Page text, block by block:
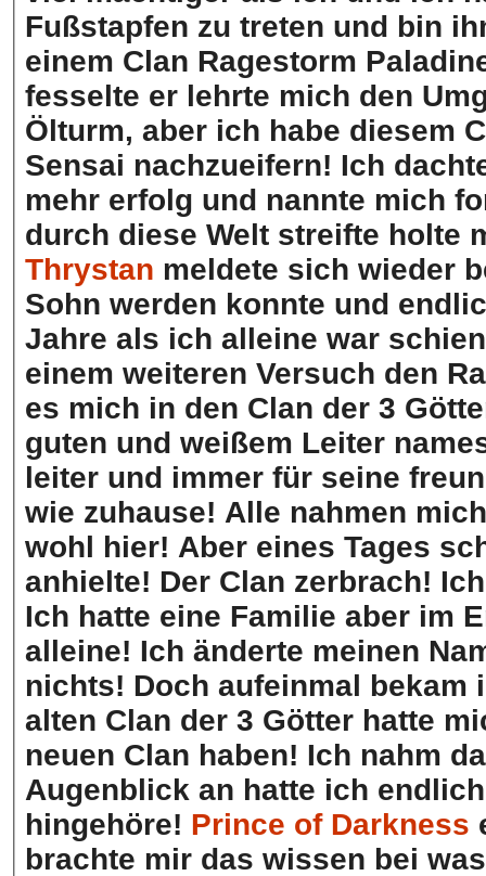
Fußstapfen zu treten und bin
einem Clan Ragestorm
fesselte er lehrte mich den
Ölturm, aber ich habe diesem
Sensai nachzueifern! Ich
mehr erfolg und nannte mich
durch diese Welt streifte holte
Thrystan meldete sich wieder
Sohn werden konnte und
Jahre als ich alleine war
einem weiteren Versuch den
es mich in den Clan der 3
guten und weißem Leiter
leiter und immer für seine
wie zuhause! Alle nahmen
wohl hier! Aber eines Tages
anhielte! Der Clan zerbrach!
Ich hatte eine Familie aber im
alleine! Ich änderte meinen
nichts! Doch aufeinmal bekam
alten Clan der 3 Götter hatte
neuen Clan haben! Ich nahm
Augenblick an hatte ich
hingehöre! Prince of Darkness
brachte mir das wissen bei